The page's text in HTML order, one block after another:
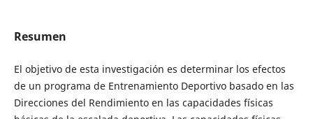
Resumen
El objetivo de esta investigación es determinar los efectos
de un programa de Entrenamiento Deportivo basado en las
Direcciones del Rendimiento en las capacidades físicas